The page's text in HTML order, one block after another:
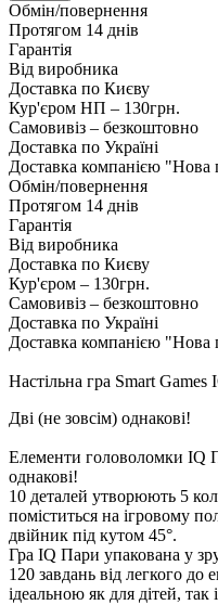
Обмін/повернення
Протягом 14 днів
Гарантія
Від виробника
Доставка по Києву
Кур'єром НП – 130грн.
Самовивіз – безкоштовно
Доставка по Україні
Доставка компанією "Нова
Обмін/повернення
Протягом 14 днів
Гарантія
Від виробника
Доставка по Києву
Кур'єром – 130грн.
Самовивіз – безкоштовно
Доставка по Україні
Доставка компанією "Нова
Настільна гра Smart
Дві (не зовсім) однакові!
Елементи головоломки IQ
однакові!
10 деталей утворюють 5
поміститься на ігровому
двійник під кутом 45°.
Гра IQ Пари упакована у
120 завдань від легкого до
ідеальною як для дітей, так